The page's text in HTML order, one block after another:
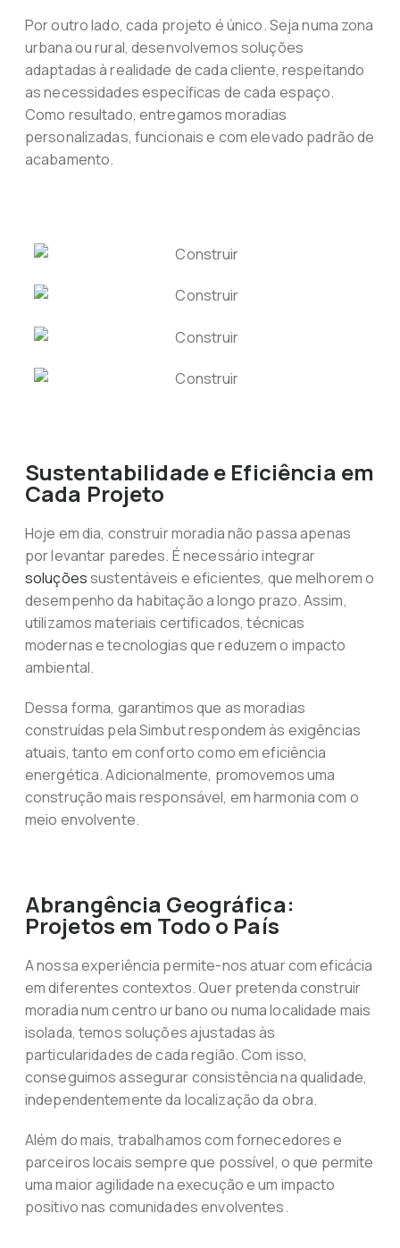
Por outro lado, cada projeto é único. Seja numa zona
urbana ou rural, desenvolvemos soluções
adaptadas à realidade de cada cliente, respeitando
as necessidades específicas de cada espaço.
Como resultado, entregamos moradias
personalizadas, funcionais e com elevado padrão de
acabamento.
Sustentabilidade e Eficiência em
Cada Projeto
Hoje em dia, construir moradia não passa apenas
por levantar paredes. É necessário integrar
soluçõessustentáveis e eficientes, que melhorem o
desempenho da habitação a longo prazo. Assim,
utilizamos materiais certificados, técnicas
modernas e tecnologias que reduzem o impacto
ambiental.
Dessa forma, garantimos que as moradias
construídas pela Simbut respondem às exigências
atuais, tanto em conforto como em eficiência
energética. Adicionalmente, promovemos uma
construção mais responsável, em harmonia com o
meio envolvente.
Abrangência Geográfica:
Projetos em Todo o País
A nossa experiência permite-nos atuar com eficácia
em diferentes contextos. Quer pretenda construir
moradia num centro urbano ou numa localidade mais
isolada, temos soluções ajustadas às
particularidades de cada região. Com isso,
conseguimos assegurar consistência na qualidade,
independentemente da localização da obra.
Além do mais, trabalhamos com fornecedores e
parceiros locais sempre que possível, o que permite
uma maior agilidade na execução e um impacto
positivo nas comunidades envolventes.